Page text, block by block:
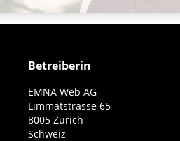
Betreiberin
EMNA Web AG
Limmatstrasse 65
8005 Zürich
Schweiz